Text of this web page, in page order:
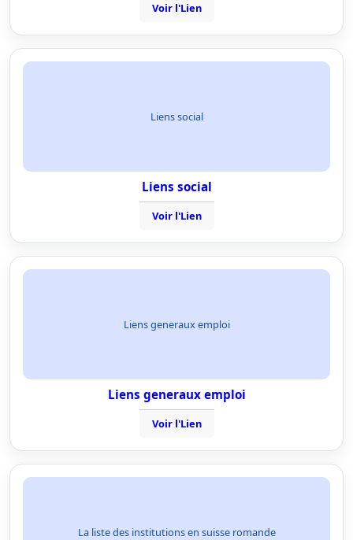
Voir l'Lien
Liens social
Liens social
Voir l'Lien
Liens generaux emploi
Liens generaux emploi
Voir l'Lien
La liste des institutions en suisse romande